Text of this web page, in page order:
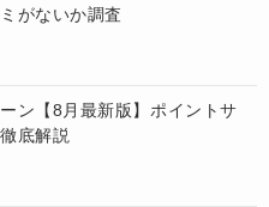
がないか調査
ン【8月最新版】ポイントサ
底解説